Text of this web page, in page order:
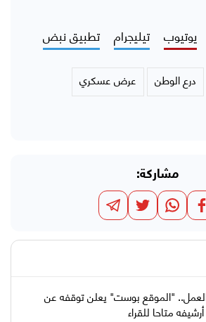
يوتيوب تيليجرام تطبيق نبض
درع الوطن
عرض عسكري
مشاركة:
"الموقع بوست" يعلن توقفه عن
متاحا للقراء